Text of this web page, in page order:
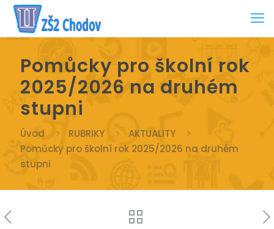
Pomůcky pro školní rok
2025/2026 na druhém
stupni
Úvod RUBRIKY
AKTUALITY
Pomůcky pro školní rok 2025/2026 na druhém
stupni